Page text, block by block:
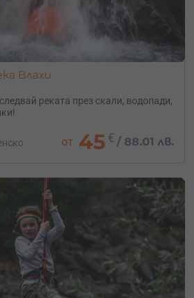
Влахи
реката през скали, водопади,
от 45 € / 88.01 лв.